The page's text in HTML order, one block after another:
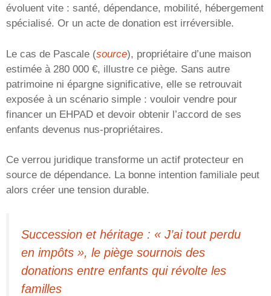
évoluent vite : santé, dépendance, mobilité, hébergement
spécialisé. Or un acte de donation est irréversible.
Le cas de Pascale (source), propriétaire d’une maison
estimée à 280 000 €, illustre ce piège. Sans autre
patrimoine ni épargne significative, elle se retrouvait
exposée à un scénario simple : vouloir vendre pour
financer un EHPAD et devoir obtenir l’accord de ses
enfants devenus nus-propriétaires.
Ce verrou juridique transforme un actif protecteur en
source de dépendance. La bonne intention familiale peut
alors créer une tension durable.
Succession et héritage : « J’ai tout perdu
en impôts », le piège sournois des
donations entre enfants qui révolte les
familles